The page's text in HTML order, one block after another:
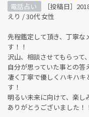
電話占い
［投稿日］
えり / 30代 女性
先程鑑定して頂き、丁寧な
す！！
沢山、相談させてもらって
自分が思っていた事との答
凄く丁寧で優しくハキハ
す！
明るい未来に向けて、楽し
ありがとうございました！